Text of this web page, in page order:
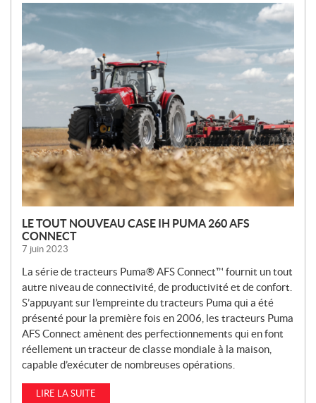
N
O
U
V
E
L
E
LE TOUT NOUVEAU CASE IH PUMA 260 AFS
CONNECT
7 juin 2023
La série de tracteurs Puma® AFS Connect™ fournit un tout
autre niveau de connectivité, de productivité et de confort.
S’appuyant sur l’empreinte du tracteurs Puma qui a été
présenté pour la première fois en 2006, les tracteurs Puma
AFS Connect amènent des perfectionnements qui en font
réellement un tracteur de classe mondiale à la maison,
capable d’exécuter de nombreuses opérations.
LIRE LA SUITE